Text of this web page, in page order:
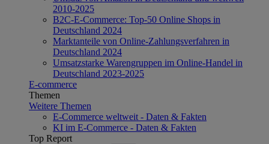
2010-2025
B2C-E-Commerce: Top-50 Online Shops in
Deutschland 2024
Marktanteile von Online-Zahlungsverfahren in
Deutschland 2024
Umsatzstarke Warengruppen im Online-Handel in
Deutschland 2023-2025
E-commerce
Themen
Weitere Themen
E-Commerce weltweit - Daten & Fakten
KI im E-Commerce - Daten & Fakten
Top Report